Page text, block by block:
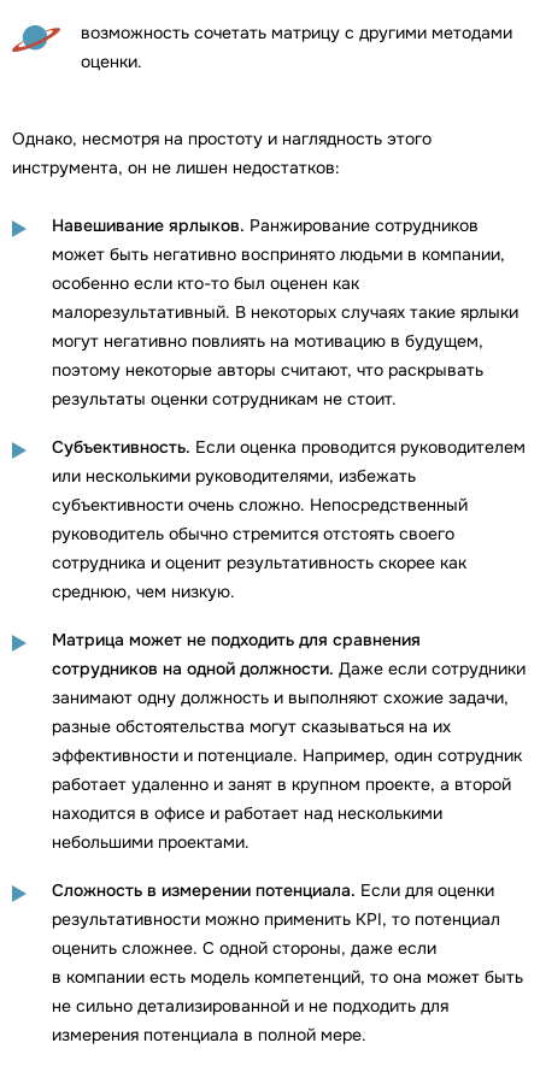
возможность сочетать матрицу с другими методами
оценки.
Однако, несмотря на простоту и наглядность этого
инструмента, он не лишен недостатков:
Навешивание ярлыков. Ранжирование сотрудников
может быть негативно воспринято людьми в компании,
особенно если кто-то был оценен как
малорезультативный. В некоторых случаях такие ярлыки
могут негативно повлиять на мотивацию в будущем,
поэтому некоторые авторы считают, что раскрывать
результаты оценки сотрудникам не стоит.
Субъективность. Если оценка проводится руководителем
или несколькими руководителями, избежать
субъективности очень сложно. Непосредственный
руководитель обычно стремится отстоять своего
сотрудника и оценит результативность скорее как
среднюю, чем низкую.
Матрица может не подходить для сравнения
сотрудников на одной должности. Даже если сотрудники
занимают одну должность и выполняют схожие задачи,
разные обстоятельства могут сказываться на их
эффективности и потенциале. Например, один сотрудник
работает удаленно и занят в крупном проекте, а второй
находится в офисе и работает над несколькими
небольшими проектами.
Сложность в измерении потенциала. Если для оценки
результативности можно применить KPI, то потенциал
оценить сложнее. С одной стороны, даже если
в компании есть модель компетенций, то она может быть
не сильно детализированной и не подходить для
измерения потенциала в полной мере.